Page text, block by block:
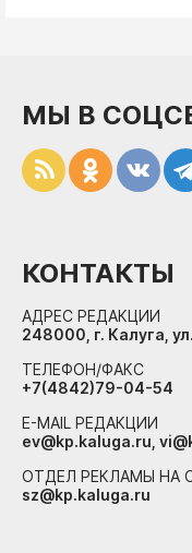
МЫ В
КОНТАКТЫ
АДРЕС РЕДАКЦИИ
248000, г. Калуга,
ТЕЛЕФОН/ФАКС
+7(4842)79-04-54
E-MAIL РЕДАКЦИИ
ev@kp.kaluga.ru,
ОТДЕЛ РЕКЛАМЫ НА
sz@kp.kaluga.ru